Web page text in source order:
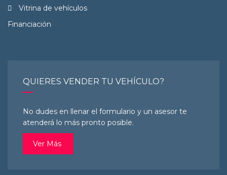
Vitrina de vehículos
Financiación
QUIERES VENDER TU VEHÍCULO?
No dudes en llenar el formulario y un asesor te
atenderá lo más pronto posible.
Ver Más